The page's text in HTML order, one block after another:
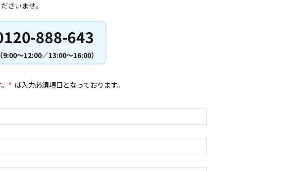
さいませ。
888-643
9:00〜12:00／13:00〜16:00）
は入力必須項目となっております。